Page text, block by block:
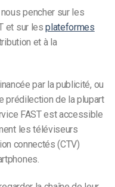
pencher sur les
et sur lesplateformes
et à la
par la publicité, ou
prédilection de la plupart
FAST est accessible
les téléviseurs
connectés (CTV)